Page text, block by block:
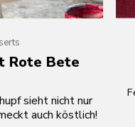
Rote Bete
sieht nicht nur
auch köstlich!